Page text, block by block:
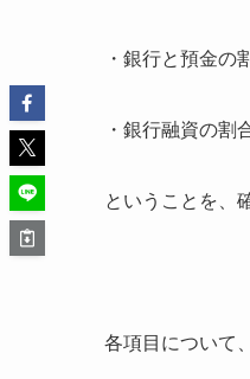
・銀行と預金の
・銀行融資の割
ということを、
各項目について